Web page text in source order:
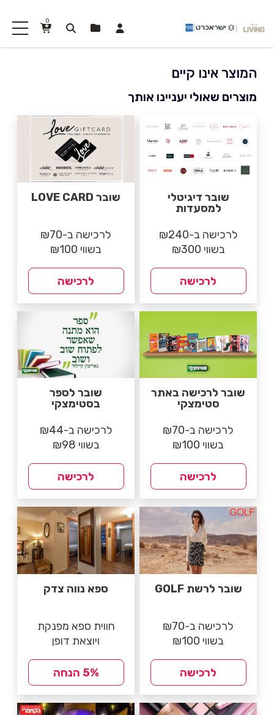
0
המוצר אינו קיים
מוצרים שאולי יעניינו אותך
שובר דיגיטלי
למסעדות
לרכישה ב-₪240
בשווי ₪300
לרכישה
שובר LOVE CARD
לרכישה ב-₪70
בשווי ₪100
לרכישה
שובר לרכישה באתר
סטימצקי
לרכישה ב-₪70
בשווי ₪100
לרכישה
שובר לספר
בסטימצקי
לרכישה ב-₪44
בשווי ₪98
לרכישה
שובר לרשת GOLF
לרכישה ב-₪70
בשווי ₪100
לרכישה
ספא נווה צדק
חווית ספא מפנקת
ויוצאת דופן
5% הנחה